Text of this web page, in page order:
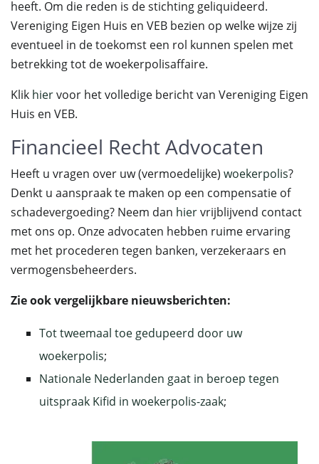
heeft. Om die reden is de stichting geliquideerd.
Vereniging Eigen Huis en VEB bezien op welke wijze zij
eventueel in de toekomst een rol kunnen spelen met
betrekking tot de woekerpolisaffaire.
Klik hiervoor het volledige bericht van Vereniging Eigen
Huis en VEB.
Financieel Recht Advocaten
Heeft u vragen over uw (vermoedelijke) woekerpolis?
Denkt u aanspraak te maken op een compensatie of
schadevergoeding? Neem dan hiervrijblijvend contact
met ons op. Onze advocaten hebben ruime ervaring
met het procederen tegen banken, verzekeraars en
vermogensbeheerders.
Zie ook vergelijkbare nieuwsberichten:
Tot tweemaal toe gedupeerd door uw
woekerpolis;
Nationale Nederlanden gaat in beroep tegen
uitspraak Kifid in woekerpolis-zaak;